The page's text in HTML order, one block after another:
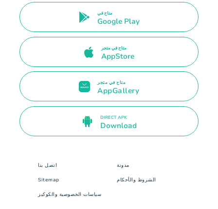
متاح في
Google Play
متاح في متجر
AppStore
متاح في متجر
AppGallery
DIRECT APK
Download
اتصل بنا مدونة
Sitemap الشروط والأحكام
سياسات الخصوصية والكوكيز